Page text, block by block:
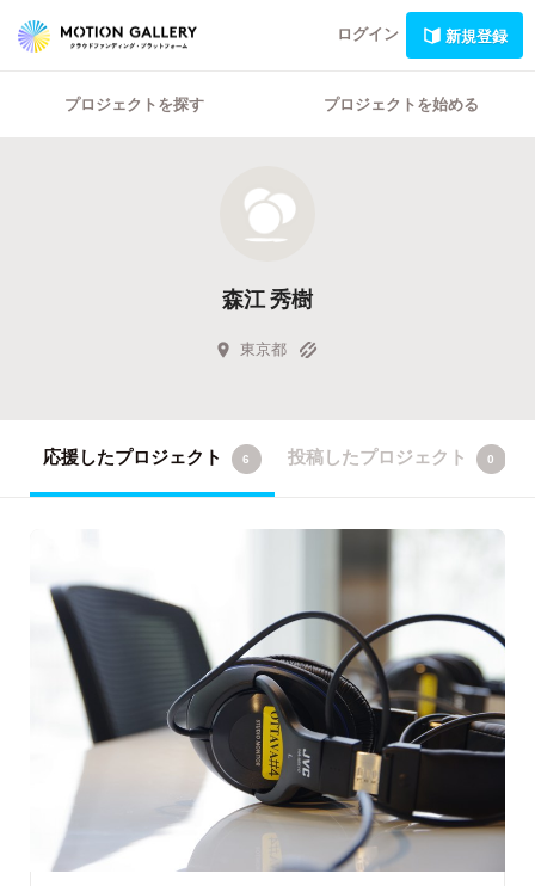
ログイン 新規登録
プロジェクトを探す プロジェクトを始める
森江 秀樹
東京都
応援したプロジェクト 6 投稿したプロジェクト 0